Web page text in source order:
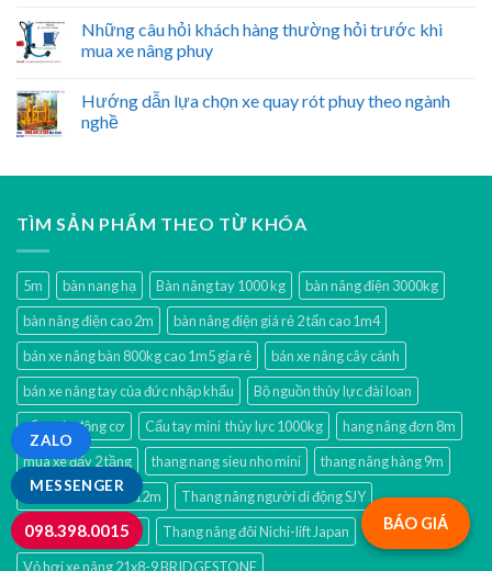
MESSENGER
ZALO
098.398.0015
Những câu hỏi khách hàng thường hỏi trước khi
mua xe nâng phuy
Hướng dẫn lựa chọn xe quay rót phuy theo ngành
nghề
TÌM SẢN PHẨM THEO TỪ KHÓA
5m bàn nang hạ Bàn nâng tay 1000 kg
bàn nâng điện 3000kg
bàn nâng điện cao 2m
bàn nâng điện giá rẻ 2 tấn cao 1m4
bán xe nâng bàn 800kg cao 1m5 gía rẻ
bán xe nâng cây cảnh
bán xe nâng tay của đức nhập khẩu
Bộ nguồn thủy lực đài loan
cẩu móc động cơ
Cẩu tay mini thủy lực 1000kg
hang nâng đơn 8m
mua xe đẩy 2 tầng
thang nang sieu nho mini
thang nâng hàng 9m
thang nâng người 12m
Thang nâng người di động SJY
thang nâng nhật 9m
Thang nâng đôi Nichi-lift Japan
Vỏ hơi xe nâng 21x8-9 BRIDGESTONE
BÁO GIÁ